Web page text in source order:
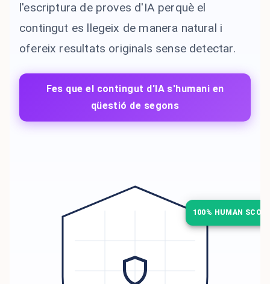
l'escriptura de proves d'IA perquè el
contingut es llegeix de manera natural i
ofereix resultats originals sense detectar.
Fes que el contingut d'IA s'humani en
qüestió de segons
100% HUMAN